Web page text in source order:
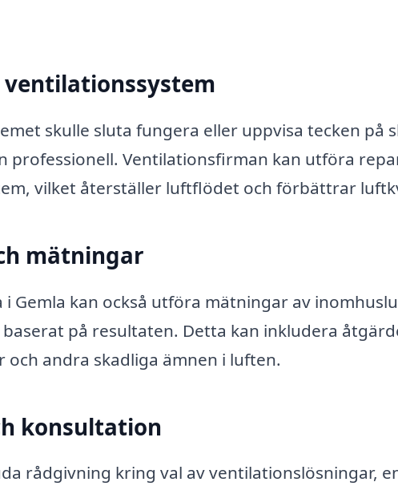
ventilationssystem
skulle sluta fungera eller uppvisa tecken på
professionell. Ventilationsfirman kan utföra
vilket återställer luftflödet och förbättrar
mätningar
Gemla kan också utföra mätningar av
på resultaten. Detta kan inkludera
och andra skadliga ämnen i luften.
konsultation
rådgivning kring val av ventilationslösningar,